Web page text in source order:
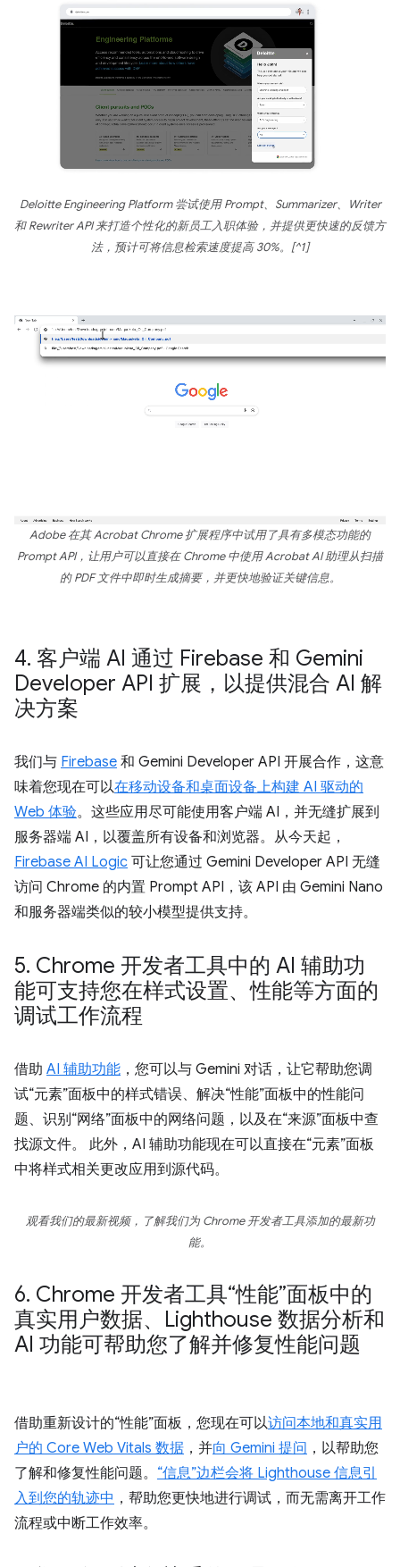
Deloitte Engineering Platform 尝试使用 Prompt、Summarizer、Writer
和 Rewriter API 来打造个性化的新员工入职体验，并提供更快速的反馈方
法，预计可将信息检索速度提高 30%。[^1]
Adobe 在其 Acrobat Chrome 扩展程序中试用了具有多模态功能的
Prompt API，让用户可以直接在 Chrome 中使用 Acrobat AI 助理从扫描
的 PDF 文件中即时生成摘要，并更快地验证关键信息。
4. 客户端 AI 通过 Firebase 和 Gemini
Developer API 扩展，以提供混合 AI 解
决方案
我们与 Firebase 和 Gemini Developer API 开展合作，这意
味着您现在可以在移动设备和桌面设备上构建 AI 驱动的
Web 体验。这些应用尽可能使用客户端 AI，并无缝扩展到
服务器端 AI，以覆盖所有设备和浏览器。从今天起，
Firebase AI Logic 可让您通过 Gemini Developer API 无缝
访问 Chrome 的内置 Prompt API，该 API 由 Gemini Nano
和服务器端类似的较小模型提供支持。
5. Chrome 开发者工具中的 AI 辅助功
能可支持您在样式设置、性能等方面的
调试工作流程
借助 AI 辅助功能 ，您可以与 Gemini 对话，让它帮助您调
试“元素”面板中的样式错误、解决“性能”面板中的性能问
题、识别“网络”面板中的网络问题，以及在“来源”面板中查
找源文件。 此外，AI 辅助功能现在可以直接在“元素”面板
中将样式相关更改应用到源代码。
观看我们的最新视频，了解我们为 Chrome 开发者工具添加的最新功
能。
6. Chrome 开发者工具“性能”面板中的
真实用户数据、Lighthouse 数据分析和
AI 功能可帮助您了解并修复性能问题
借助重新设计的“性能”面板，您现在可以访问本地和真实用
户的 Core Web Vitals 数据 ，并向 Gemini 提问 ，以帮助您
了解和修复性能问题。 “信息”边栏会将 Lighthouse 信息引
入到您的轨迹中 ，帮助您更快地进行调试，而无需离开工作
流程或中断工作效率。